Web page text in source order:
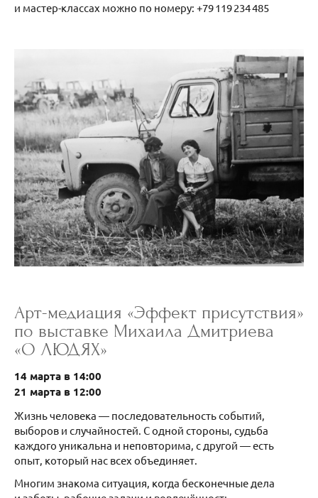
и мастер-классах можно по номеру: +79 119 234 485
Арт-медиация «Эффект присутствия»
по выставке Михаила Дмитриева
«О ЛЮДЯХ»
14 марта в 14:00
21 марта в 12:00
Жизнь человека — последовательность событий,
выборов и случайностей. С одной стороны, судьба
каждого уникальна и неповторима, с другой — есть
опыт, который нас всех объединяет.
Многим знакома ситуация, когда бесконечные дела